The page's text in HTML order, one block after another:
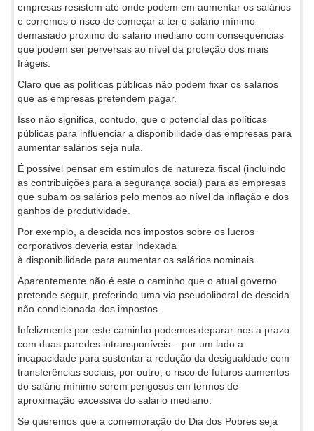
empresas resistem até onde podem em aumentar os salários
e corremos o risco de começar a ter o salário mínimo
demasiado próximo do salário mediano com consequências
que podem ser perversas ao nível da proteção dos mais
frágeis.
Claro que as políticas públicas não podem fixar os salários
que as empresas pretendem pagar.
Isso não significa, contudo, que o potencial das políticas
públicas para influenciar a disponibilidade das empresas para
aumentar salários seja nula.
É possível pensar em estímulos de natureza fiscal (incluindo
as contribuições para a segurança social) para as empresas
que subam os salários pelo menos ao nível da inflação e dos
ganhos de produtividade.
Por exemplo, a descida nos impostos sobre os lucros
corporativos deveria estar indexada
à disponibilidade para aumentar os salários nominais.
Aparentemente não é este o caminho que o atual governo
pretende seguir, preferindo uma via pseudoliberal de descida
não condicionada dos impostos.
Infelizmente por este caminho podemos deparar-nos a prazo
com duas paredes intransponíveis – por um lado a
incapacidade para sustentar a redução da desigualdade com
transferências sociais, por outro, o risco de futuros aumentos
do salário mínimo serem perigosos em termos de
aproximação excessiva do salário mediano.
Se queremos que a comemoração do Dia dos Pobres seja